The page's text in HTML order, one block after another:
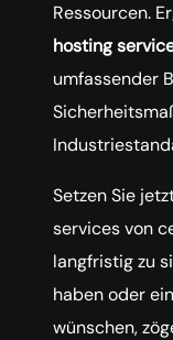
Ressourcen.
hosting
umfassender
Setzen Sie
services von
langfristig zu
haben oder
wünschen,